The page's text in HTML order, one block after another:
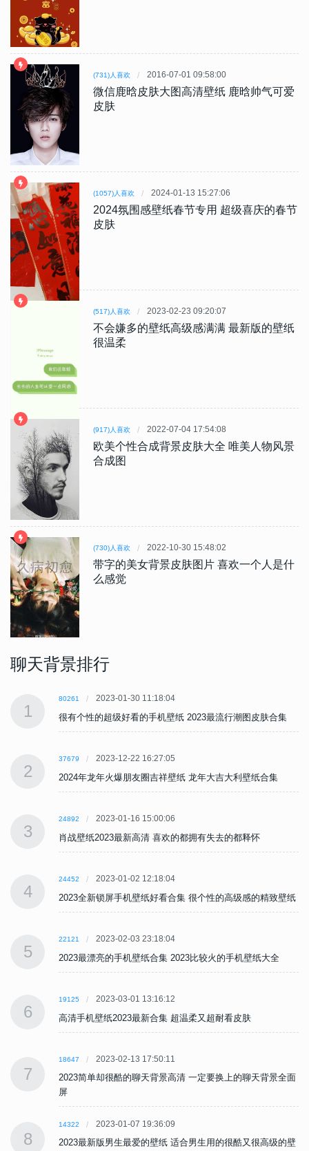
(731)人喜欢 2016-07-01 09:58:00
微信鹿晗皮肤大图高清壁纸 鹿晗帅气可爱
皮肤
(1057)人喜欢 2024-01-13 15:27:06
2024氛围感壁纸春节专用 超级喜庆的春节
皮肤
(517)人喜欢 2023-02-23 09:20:07
不会嫌多的壁纸高级感满满 最新版的壁纸
很温柔
(917)人喜欢 2022-07-04 17:54:08
欧美个性合成背景皮肤大全 唯美人物风景
合成图
(730)人喜欢 2022-10-30 15:48:02
带字的美女背景皮肤图片 喜欢一个人是什
么感觉
聊天背景排行
1
80261 2023-01-30 11:18:04
很有个性的超级好看的手机壁纸 2023最流行潮图皮肤合集
2
37679 2023-12-22 16:27:05
2024年龙年火爆朋友圈吉祥壁纸 龙年大吉大利壁纸合集
3
24892 2023-01-16 15:00:06
肖战壁纸2023最新高清 喜欢的都拥有失去的都释怀
4
24452 2023-01-02 12:18:04
2023全新锁屏手机壁纸好看合集 很个性的高级感的精致壁纸
5
22121 2023-02-03 23:18:04
2023最漂亮的手机壁纸合集 2023比较火的手机壁纸大全
6
19125 2023-03-01 13:16:12
高清手机壁纸2023最新合集 超温柔又超耐看皮肤
7
18647 2023-02-13 17:50:11
2023简单却很酷的聊天背景高清 一定要换上的聊天背景全面
屏
8
14322 2023-01-07 19:36:09
2023最新版男生最爱的壁纸 适合男生用的很酷又很高级的壁